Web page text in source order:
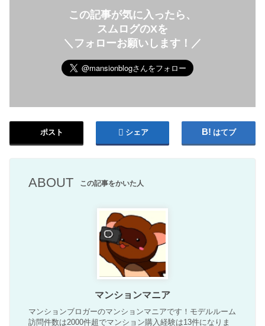
この記事が気に入ったら、
スムログのXを
＼フォローお願いします！／
ポスト シェア はてブ
ABOUT この記事をかいた人
マンションマニア
マンションブロガーのマンションマニアです！モデルルーム
訪問件数は2000件超でマンション購入経験は13件になりま